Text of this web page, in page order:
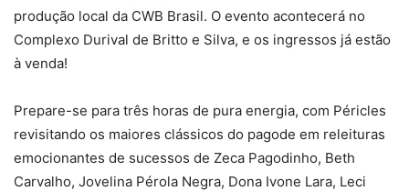
produção local da CWB Brasil. O evento acontecerá no
Complexo Durival de Britto e Silva, e os ingressos já estão
à venda!
Prepare-se para três horas de pura energia, com Péricles
revisitando os maiores clássicos do pagode em releituras
emocionantes de sucessos de Zeca Pagodinho, Beth
Carvalho, Jovelina Pérola Negra, Dona Ivone Lara, Leci